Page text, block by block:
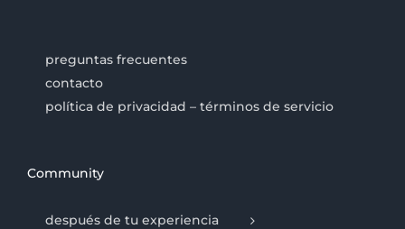
preguntas frecuentes
contacto
política de privacidad – términos de servicio
Community
después de tu experiencia